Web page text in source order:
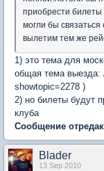
приобрести билеты
могли бы
вылетим тем же
1) это тема для
общая тема выезда:
showtopic=2278 )
2) но билеты будут
клуба
Сообщение
Blader
13 Sep 2010